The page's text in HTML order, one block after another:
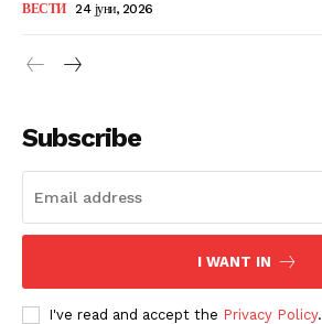
ВЕСТИ 24 јуни, 2026
Subscribe
I WANT IN
I've read and accept the Privacy Policy.